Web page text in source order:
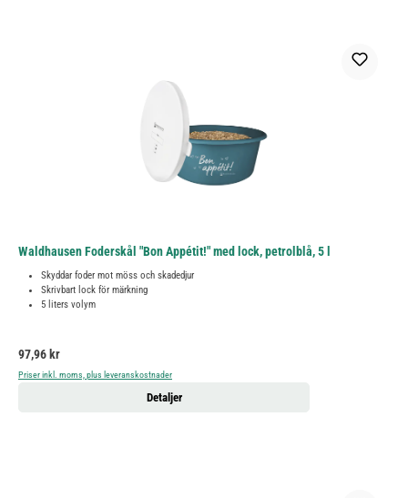
Waldhausen Foderskål "Bon Appétit!" med lock, petrolblå, 5 l
Skyddar foder mot möss och skadedjur
Skrivbart lock för märkning
5 liters volym
Ordinarie pris:
97,96 kr
Priser inkl. moms, plus leveranskostnader
Detaljer